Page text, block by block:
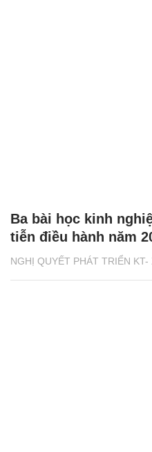
NGHỊ QUYẾT PHÁT TRIỂN KT-
Ba bài học kinh
tiễn điều hành năm